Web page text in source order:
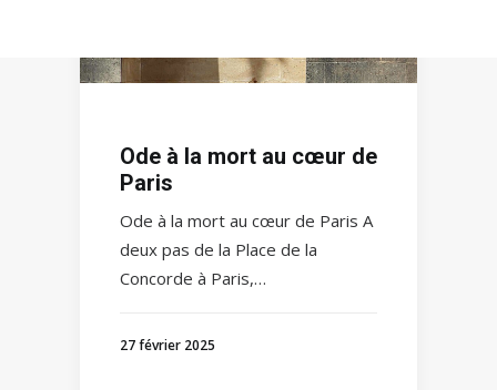
Ode à la mort au cœur de
Paris
Ode à la mort au cœur de Paris A
deux pas de la Place de la
Concorde à Paris,…
27 février 2025